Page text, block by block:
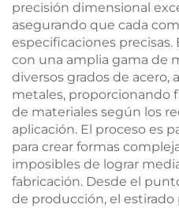
precisión dimensional
asegurando que cada
especificaciones
con una amplia gama de
diversos grados de acero,
metales, proporcionando
de materiales según los
aplicación. El proceso es
para crear formas
imposibles de lograr
fabricación. Desde el
de producción, el